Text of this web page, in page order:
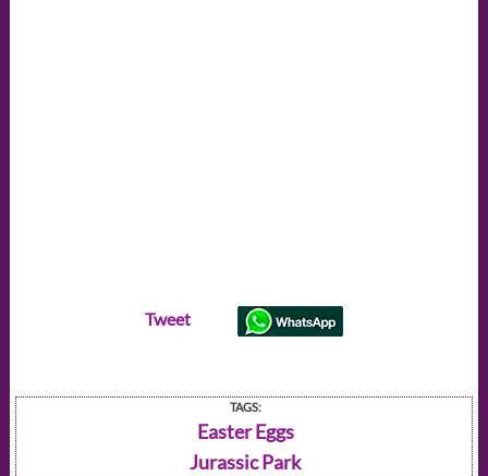
Tweet
TAGS:
Easter Eggs
Jurassic Park